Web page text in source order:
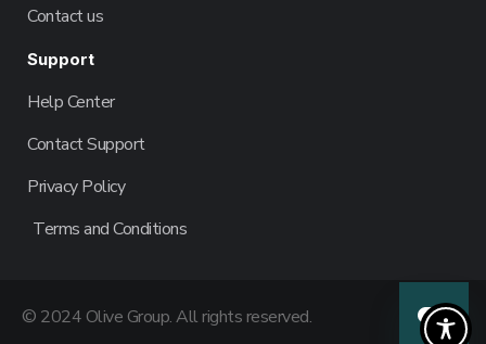
Contact us
Support
Help Center
Contact Support
Privacy Policy
Terms and Conditions
© 2024 Olive Group. All rights reserved.